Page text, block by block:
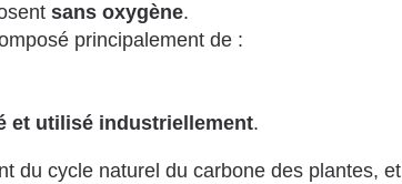
sans oxygène.
principalement de :
et utilisé industriellement.
du cycle naturel du carbone des plantes, et